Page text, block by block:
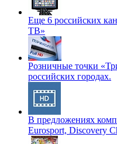
Еще 6 российских
ТВ»
Розничные точки
российских городах.
В предложениях
Eurosport, Discovery